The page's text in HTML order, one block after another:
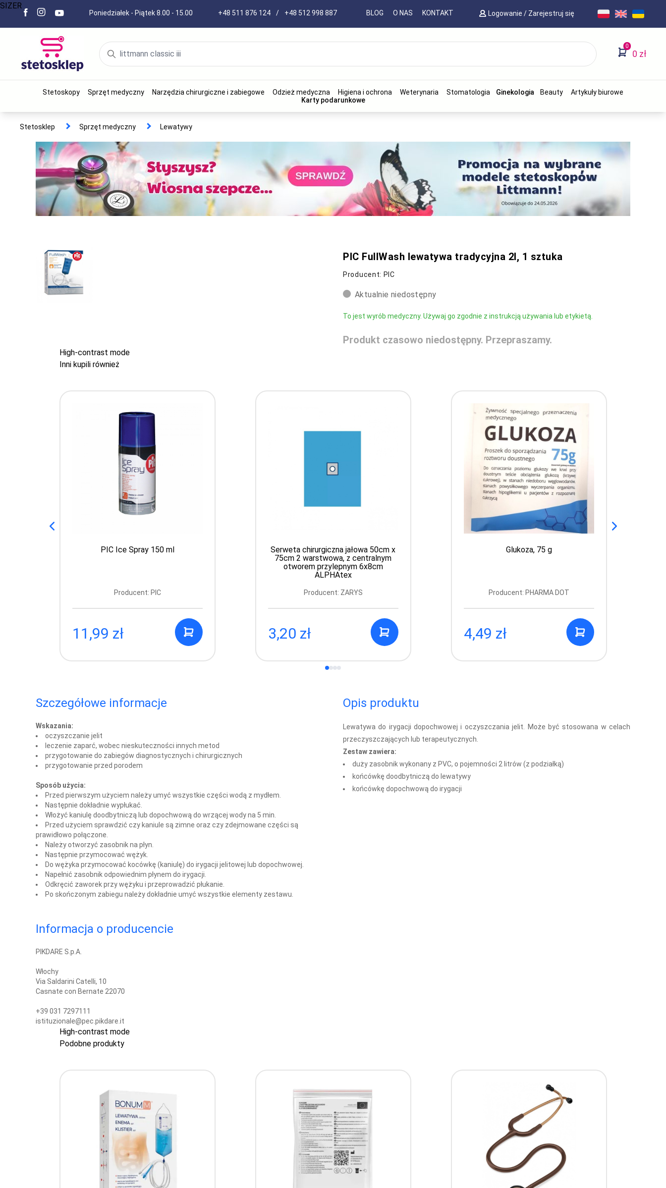
Poniedziałek - Piątek 8.00 - 15.00 +48 511 876 124 / +48 512 998 887 BLOG O NAS KONTAKT Logowanie / Zarejestruj się
0
0 zł
Stetoskopy Sprzęt medyczny Narzędzia chirurgiczne i zabiegowe Odzież medyczna Higiena i ochrona Weterynaria Stomatologia Ginekologia Beauty
Artykuły biurowe
Karty podarunkowe
Stetosklep Sprzęt medyczny Lewatywy
PIC FullWash lewatywa tradycyjna 2l, 1 sztuka
Producent: PIC
Aktualnie niedostępny
To jest wyrób medyczny. Używaj go zgodnie z instrukcją używania lub etykietą.
Produkt czasowo niedostępny. Przepraszamy.
High-contrast mode
Inni kupili również
PIC Ice Spray 150 ml
Producent: PIC
11,99 zł
Serweta chirurgiczna jałowa 50cm x
75cm 2 warstwowa, z centralnym
otworem przylepnym 6x8cm
ALPHAtex
Producent: ZARYS
3,20 zł
Glukoza, 75 g
Producent: PHARMA DOT
4,49 zł
Szczegółowe informacje
Wskazania:
oczyszczanie jelit
leczenie zaparć, wobec nieskuteczności innych metod
przygotowanie do zabiegów diagnostycznych i chirurgicznych
przygotowanie przed porodem
Sposób użycia:
Przed pierwszym użyciem należy umyć wszystkie części wodą z mydłem.
Następnie dokładnie wypłukać.
Włożyć kaniulę doodbytniczą lub dopochwową do wrzącej wody na 5 min.
Przed użyciem sprawdzić czy kaniule są zimne oraz czy zdejmowane części są
prawidłowo połączone.
Należy otworzyć zasobnik na płyn.
Następnie przymocować wężyk.
Do wężyka przymocować kocówkę (kaniulę) do irygacji jelitowej lub dopochwowej.
Napełnić zasobnik odpowiednim płynem do irygacji.
Odkręcić zaworek przy wężyku i przeprowadzić płukanie.
Po skończonym zabiegu należy dokładnie umyć wszystkie elementy zestawu.
Opis produktu
Lewatywa do irygacji dopochwowej i oczyszczania jelit. Może być stosowana w celach
przeczyszczających lub terapeutycznych.
Zestaw zawiera:
duży zasobnik wykonany z PVC, o pojemności 2 litrów (z podziałką)
końcówkę doodbytniczą do lewatywy
końcówkę dopochwową do irygacji
Informacja o producencie
PIKDARE S.p.A.
Włochy
Via Saldarini Catelli, 10
Casnate con Bernate 22070
+39 031 7297111
istituzionale@pec.pikdare.it
High-contrast mode
Podobne produkty
SIZER